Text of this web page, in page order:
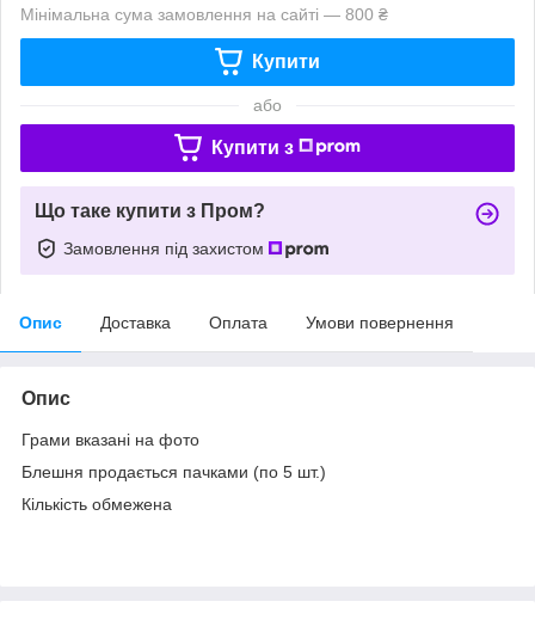
Мінімальна сума замовлення на сайті — 800 ₴
Купити
або
Купити з
Що таке купити з Пром?
Замовлення під захистом
Опис Доставка Оплата Умови повернення
Опис
Грами вказані на фото
Блешня продається пачками (по 5 шт.)
Кількість обмежена